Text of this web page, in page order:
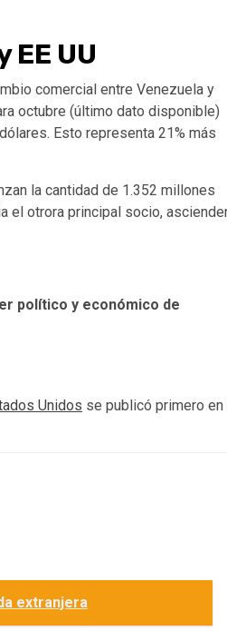
UU
comercial entre Venezuela y
octubre (último dato disponible)
Esto representa 21% más
la cantidad de 1.352 millones
el otrora principal socio,
político y económico de
Unidos se publicó primero en
extranjera